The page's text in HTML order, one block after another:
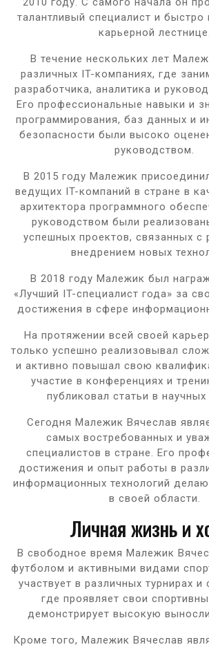
талантливый специалист и быстро
карьерной лестнице.
В течение нескольких лет
различных IT-компаниях, где
разработчика, аналитика и
Его профессиональные навыки и
программирования, баз данных и
безопасности были высоко
руководством.
В 2015 году Малежик
ведущих IT-компаний в стране в
архитектора программного
руководством были
успешных проектов, связанных с
внедрением новых
В 2018 году Малежик был
«Лучший IT-специалист года» за
достижения в сфере
На протяжении всей своей
только успешно реализовывал
и активно повышал свою
участие в конференциях и
публиковал статьи в научных
Сегодня Малежик Вячеслав
самых востребованных и
специалистов в стране. Его
достижения и опыт работы в
информационных технологий
в своей области.
Личная жизнь и
В свободное время Малежик
футболом и активными видами
участвует в различных турнирах и
где проявляет свои
демонстрирует высокую
Кроме того, Малежик Вячеслав